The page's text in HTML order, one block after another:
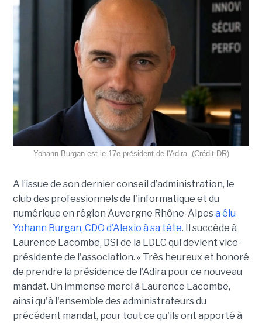
Yohann Burgan est le 17e président de l'Adira. (Crédit DR)
A l’issue de son dernier conseil d’administration, le
club des professionnels de l'informatique et du
numérique en région Auvergne Rhône-Alpesa élu
Yohann Burgan, CDO d'Alexio à sa tête. Il succède à
Laurence Lacombe, DSI de la LDLC qui devient vice-
présidente de l'association. « Très heureux et honoré
de prendre la présidence de l'Adira pour ce nouveau
mandat. Un immense merci à Laurence Lacombe,
ainsi qu'à l'ensemble des administrateurs du
précédent mandat, pour tout ce qu'ils ont apporté à